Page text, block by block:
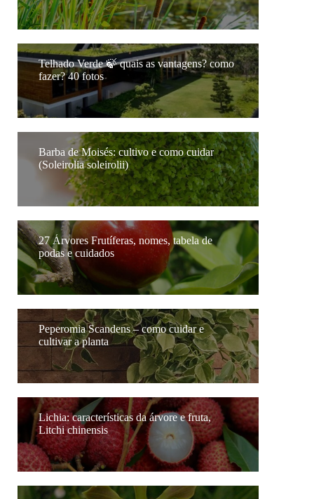
Telhado Verde 🍃 quais as vantagens? como
fazer? 40 fotos
Barba de Moisés: cultivo e como cuidar
(Soleirolia soleirolii)
27 Árvores Frutíferas, nomes, tabela de
podas e cuidados
Peperomia Scandens – como cuidar e
cultivar a planta
Lichia: características da árvore e fruta,
Litchi chinensis